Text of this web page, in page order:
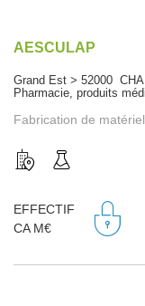
AESCULAP
Grand Est > 52000
Pharmacie, produits
Fabrication de
EFFECTIF
CA M€